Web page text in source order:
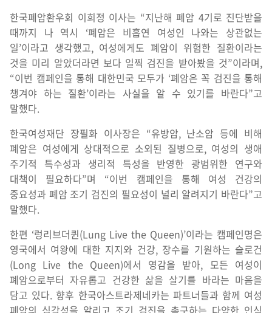
한국폐암환우회 이희정 이사는 “지난해 폐암 4기로 진단받을
때까지 나 역시 ‘폐암은 비흡연 여성인 나와는 상관없는
일’이라고 생각했고, 여성에게도 폐암이 위험한 질환이라는
것을 미리 알았더라면 보다 일찍 검진을 받아봤을 것”이라며,
“이번 캠페인을 통해 대한민국 모두가 ‘폐암은 꼭 검진을 통해
챙겨야 하는 질환’이라는 사실을 알 수 있기를 바란다”고
말했다.
한국여성재단 장필화 이사장은 “유방암, 난소암 등에 비해
폐암은 여성에게 상대적으로 소외된 질병으로, 여성의 생애
주기적 특수성과 생리적 특성을 반영한 광범위한 연구와
대책이 필요하다”며 “이번 캠페인을 통해 여성 건강의
중요성과 폐암 조기 검진의 필요성이 널리 알려지기 바란다”고
말했다.
한편 ‘렁리브더퀸(Lung Live the Queen)’이라는 캠페인명은
영국에서 여왕에 대한 지지와 건강, 장수를 기원하는 슬로건
(Long Live the Queen)에서 영감을 받아, 모든 여성이
폐암으로부터 자유롭고 건강한 삶을 살기를 바라는 마음을
담고 있다. 향후 한국아스트라제네카는 파트너들과 함께 여성
폐암의 심각성을 알리고 조기 검진을 촉구하는 다양한 인식